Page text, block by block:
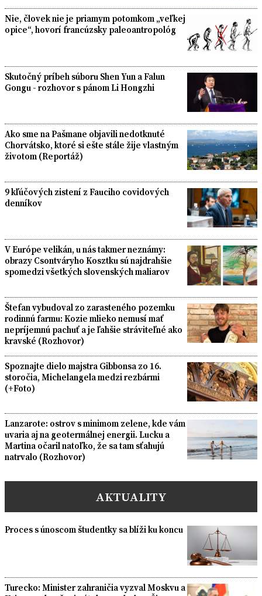
Nie, človek nie je priamym potomkom „veľkej
opice“, hovorí francúzsky paleoantropológ
Skutočný príbeh súboru Shen Yun a Falun
Gongu - rozhovor s pánom Li Hongzhi
Ako sme na Pašmane objavili nedotknuté
Chorvátsko, ktoré si ešte stále žije vlastným
životom (Reportáž)
9 kľúčových zistení z Fauciho covidových
denníkov
V Európe velikán, u nás takmer neznámy:
obrazy Csontváryho Kosztku sú najdrahšie
spomedzi všetkých slovenských maliarov
Štefan vybudoval zo zarasteného pozemku
rodinnú farmu: Kozie mlieko nemusí mať
nepríjemnú pachuť a je ľahšie stráviteľné ako
kravské (Rozhovor)
Spoznajte dielo majstra Gibbonsa zo 16.
storočia, Michelangela medzi rezbármi
(+Foto)
Lanzarote: ostrov s minimom zelene, kde vám
uvaria aj na geotermálnej energii. Lucku a
Martina očaril natoľko, že sa tam sťahujú
natrvalo (Rozhovor)
AKTUALITY
Proces s únoscom študentky sa blíži ku koncu
Turecko: Minister zahraničia vyzval Moskvu a